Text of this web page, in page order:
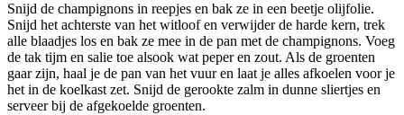
Snijd de champignons in reepjes en bak ze in een beetje olijfolie.
Snijd het achterste van het witloof en verwijder de harde kern, trek
alle blaadjes los en bak ze mee in de pan met de champignons. Voeg
de tak tijm en salie toe alsook wat peper en zout. Als de groenten
gaar zijn, haal je de pan van het vuur en laat je alles afkoelen voor je
het in de koelkast zet. Snijd de gerookte zalm in dunne sliertjes en
serveer bij de afgekoelde groenten.